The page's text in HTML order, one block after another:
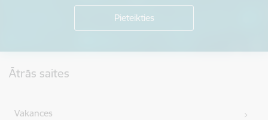
Ātrās saites
Vakances